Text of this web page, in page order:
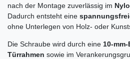
nach der Montage zuverlässig im
Dadurch entsteht eine
ohne Unterlegen von Holz- oder
Die Schraube wird durch eine 10-
Türrahmen sowie im